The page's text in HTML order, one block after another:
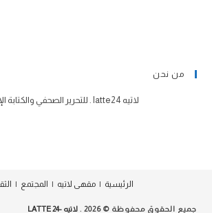
من نحن
لاتيه latte24 . للتحرير الصحفي والكتابة الإبداعية
الرئيسية مقهى لاتيه المجتمع
جميع الحقوق محفوظة © 2026 . لاتيه -24 LATTE